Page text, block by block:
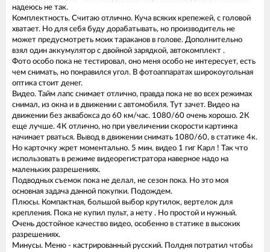
надеюсь не так.
Комплектность. Считаю отлично. Куча всяких крепежей, с головой
хватает. Но для себя буду дорабатывать, но производитель не
может предусмотреть моих тараканов в голове. Дополнительно
взял один аккумулятор с двойной зарядкой, автокомплект .
Фото особо пока не тестировал, оно меня особо не интересует, есть
чем снимать, но понравился угол. В фотоаппаратах широкоугольная
оптика стоит денег.
Видео. Тайм лапс снимает отлично, правда пока не во всех режимах
снимал, из окна и в движении с автомобиля. Тут зачет. Видео на
движении без аквабокса до 60 км/час. 1080/60 очень хорошо. 2К
еще лучше. 4К отлично, но при увеличении скорости картинка
начинает рваться. Вывод в движении снимать 1080/60, в статике 4к.
Но карточку жрет моментально. 5 мин. видео 1 гиг Карл ! Так что
использовать в режиме видеорегистратора наверное надо на
маленьких разрешениях.
Подводных съемок пока не делал, не сезон пока. Но это моя
основная задача данной покупки. Подождем.
Плюсы. Компактная, большой выбор крутилок, вертелок для
крепления. Пока не купил пульт, а нету . Но простой и нужный.
Очень достойное качество видео, особенно в статике в высоких
разрешениях.
Минусы. Меню - кастрированный русский. Полдня потратил чтобы